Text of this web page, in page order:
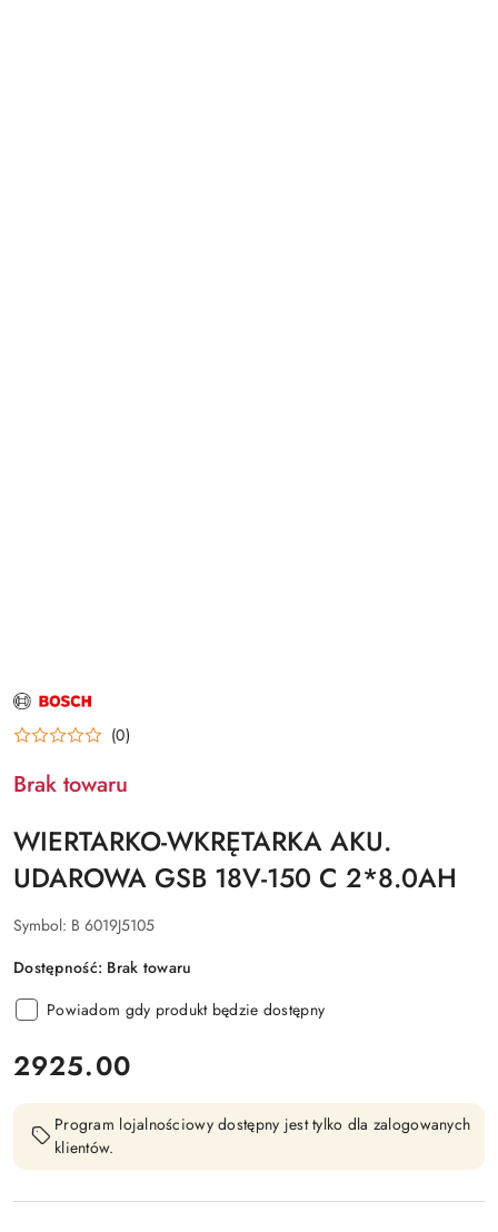
NAZWA
PRODUCENTA:
BOSCH (0)
Brak towaru
WIERTARKO-WKRĘTARKA AKU.
UDAROWA GSB 18V-150 C 2*8.0AH
Symbol: B 6019J5105
Dostępność: Brak towaru
Powiadom gdy produkt będzie dostępny
cena:
2925.00
Program lojalnościowy dostępny jest tylko dla zalogowanych
klientów.